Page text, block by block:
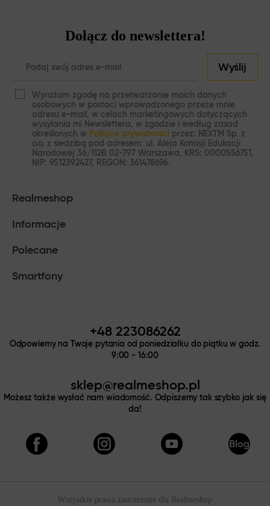
Realmeshop
Informacje
Polecane
Smartfony
Dołącz do newslettera!
Wyślij
Wyrażam zgodę na przetwarzanie moich danych
osobowych w postaci wprowadzonego przeze mnie
adresu e-mail, w celach marketingowych dotyczących
wysyłania mi Newslettera, w zgodzie i według zasad
określonych w Polityce prywatności przez: NEXTM Sp. z
o.o. z siedzibą pod adresem: ul. Aleja Komisji Edukacji
Narodowej 36/112B 02-797 Warszawa, KRS: 0000556751,
NIP: 9512392427, REGON: 361478696.
+48 223086262
Odpowiemy na Twoje pytania od poniedziałku do piątku w godz.
9:00 - 16:00
sklep@realmeshop.pl
Możesz także wysłać nam wiadomość. Odpiszemy tak szybko jak się
da!
Wszystkie prawa zastrzeżone dla Realmeshop